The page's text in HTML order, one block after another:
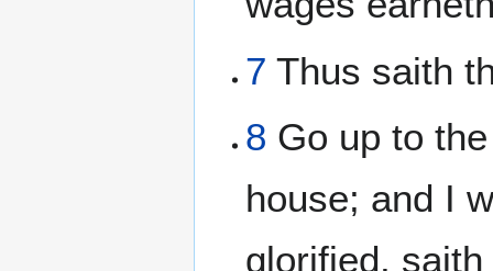
7 Thus saith
8 Go up to
house; and I
glorified,